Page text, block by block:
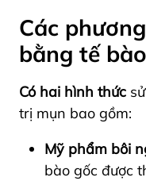
Các
bằng tế
Có hai hình thức
trị mụn bao gồm:
Mỹ phẩm bôi
bào gốc được